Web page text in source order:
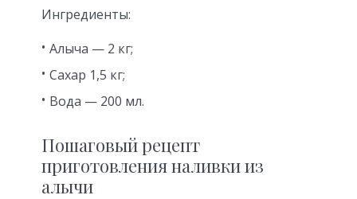
Ингредиенты:
Алыча — 2 кг;
Сахар 1,5 кг;
Вода — 200 мл.
Пошаговый рецепт
приготовления наливки из
алычи